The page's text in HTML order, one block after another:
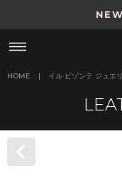
8/17(月)10時ま
贈る相手やシー
NEW
HOME | イル ビゾンテ ジュエ